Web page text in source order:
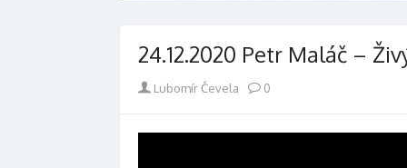
24.12.2020 Petr Maláč –
Author
Lubomír Čevela 0